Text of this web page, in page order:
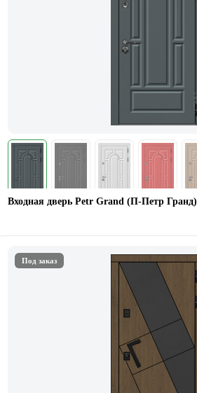
Входная дверь Petr Grand (П-Петр Гранд)
Под заказ